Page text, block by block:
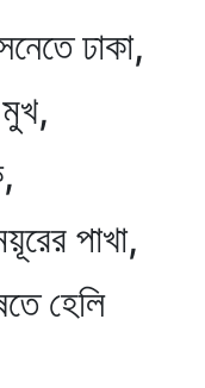
ঢাকা,
পাখা,
হেলি